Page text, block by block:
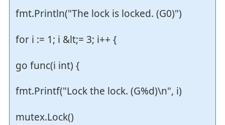
fmt.Println("The lock is locked. (G0)")
for i := 1; i &lt;= 3; i++ {
go func(i int) {
fmt.Printf("Lock the lock. (G%d)\n", i)
mutex.Lock()